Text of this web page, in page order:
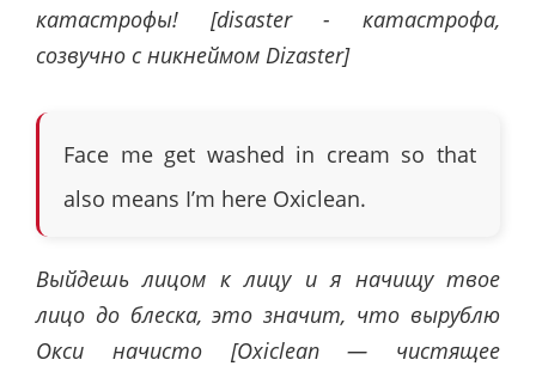
катастрофы! [disaster - катастрофа,
созвучно с никнеймом Dizaster]
Face me get washed in cream so that
also means I’m here Oxiclean.
Выйдешь лицом к лицу и я начищу твое
лицо до блеска, это значит, что вырублю
Окси начисто [Oxiclean — чистящее